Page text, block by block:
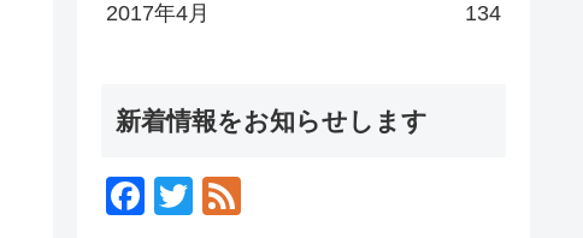
2017年4月 134
新着情報をお知らせします
F
T